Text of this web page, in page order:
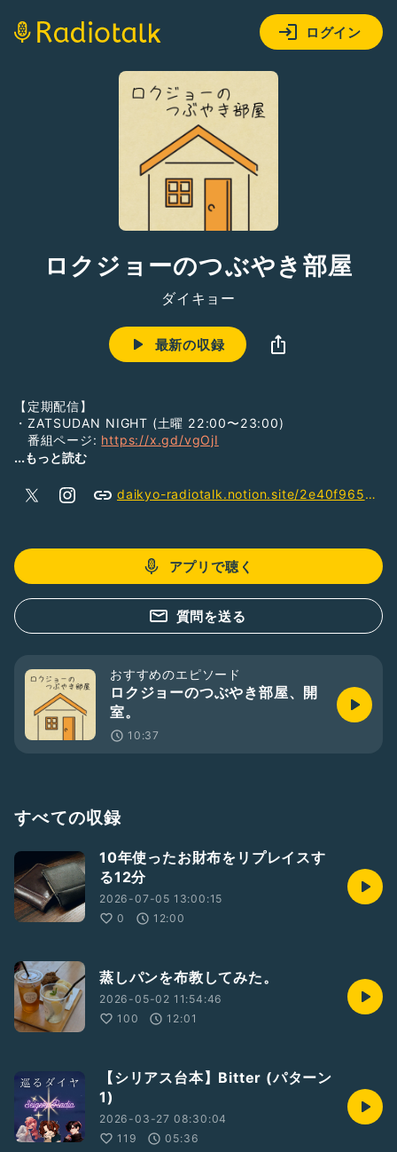
ログイン
ロクジョーのつぶやき部屋
ダイキョー
最新の収録
【定期配信】
・ZATSUDAN NIGHT (土曜 22:00〜23:00)
番組ページ: https://x.gd/vgOjI
番組ページ:https://x.gd/ueWVO
ひとり暮らしの6畳の住まいから、家主のダイキョーがいろん
す。
ロクジョーの部屋からのつぶやき、ちょっと聞いていきません
...もっと読む
daikyo-radiotalk.notion.site/2e40f9653f1880b5862eddb2765f36b9
アプリで聴く
質問を送る
おすすめのエピソード
ロクジョーのつぶやき部屋、開
室。
10:37
すべての収録
10年使ったお財布をリプレイスす
る12分
2026-07-05 13:00:15
0
12:00
蒸しパンを布教してみた。
2026-05-02 11:54:46
100
12:01
【シリアス台本】Bitter (パターン
1)
2026-03-27 08:30:04
119
05:36